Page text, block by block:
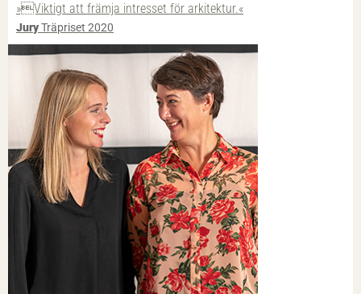
»Viktigt att främja intresset för arkitektur.«
JuryTräpriset 2020